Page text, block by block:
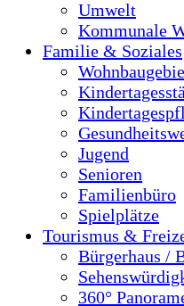
Umwelt
Kommunale
Familie & Soziales
Jugend
Senioren
Familienbüro
Spielplätze
Tourismus &
Bürgerhaus /
360°